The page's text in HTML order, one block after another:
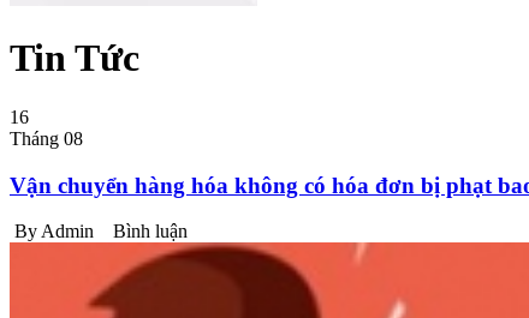
Tin Tức
16
Tháng 08
Vận chuyển hàng hóa không có hóa đơn bị phạt
By Admin Bình luận